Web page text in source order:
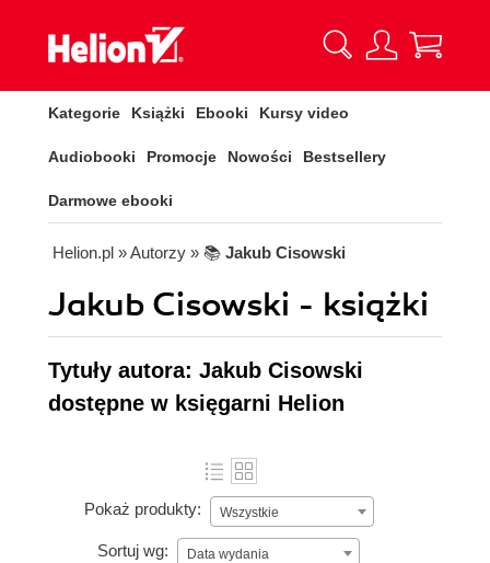
Kategorie Książki Ebooki Kursy video
Audiobooki Promocje Nowości Bestsellery
Darmowe ebooki
Helion.pl » Autorzy » 📚 Jakub Cisowski
Jakub Cisowski - książki
Tytuły autora: Jakub Cisowski
dostępne w księgarni Helion
Pokaż produkty: Wszystkie
Sortuj wg: Data wydania